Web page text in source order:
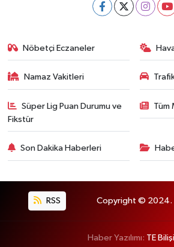
Nöbetçi Eczaneler
Namaz Vakitleri
Süper Lig Puan Durumu ve
Fikstür
Tüm
Son Dakika Haberleri
RSS Copyright © 2024.
Haber Yazılımı: TE